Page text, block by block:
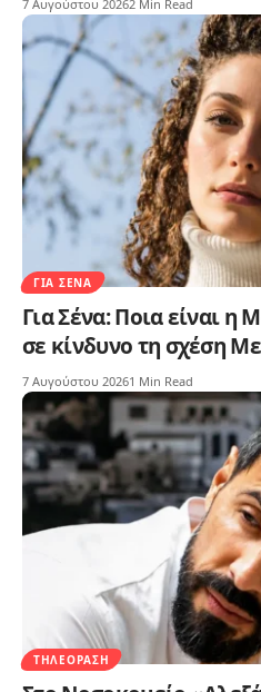
7 Αυγούστου 20262 Min Read
ΓΙΑ ΣΈΝΑ
Για Σένα: Ποια είναι η
σε κίνδυνο τη σχέση
7 Αυγούστου 20261 Min Read
ΤΗΛΕΌΡΑΣΗ